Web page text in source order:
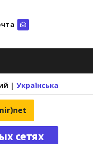
| Українська
сетях